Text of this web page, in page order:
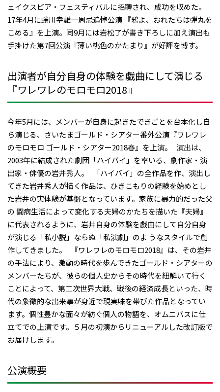
ェイクスピア・フェスティバルに招聘され、成功を収めた。
17年4月に蜷川幸雄一周忌追悼公演 『鴉よ、おれたちは弾丸を
こめる』を上演。同9月には岩松了が書き下ろしに加え演出も
手掛けた第7回公演『薄い桃色のかたまり』が好評を博す。
出演者が自分自身の体験を戯曲にして演じる
『ワレワレのモロモロ2018』
今年5月には、メンバーが自身に起きたできごとを台本化し自
ら演じる、さいたまゴールド・シアター番外公演『ワレワレ
のモロモロ ゴールド・シアター2018春』を上演。 演出は、
2003年に結成された劇団「ハイバイ」を率いる、劇作家・演
出家・俳優の岩井秀人。 「ハイバイ」の全作品を作、演出し
てきた岩井秀人が描く作品は、ひきこもりの経験を始めとし
た岩井の実体験が基盤となっています。家族に暴力的だった父
の 闘病生活によって変化する夫婦のかたちを描いた『夫婦』
に代表されるように、岩井自身の体験を戯曲にして自分自身
が演じる「私小説」ならぬ「私演劇」のよ うなスタイルで創
作してきました。 『ワレワレのモロモロ2018』は、その岩井
の手法により、激動の時代を歩んできたゴールド・シアターの
メンバーたちが、彼らの個人史からその時代を紐解いて行く
ことによって、第二次世界大戦、戦後の経済成長といった、時
代の象徴的な出来事が身近で現実味を帯びた作品となってい
ます。個性豊かな面々が紡ぐ個人の物語を、オムニバスに仕
立てでの上演です。５月の初演からリニューアルした改訂版で
お届けします。
公演概要